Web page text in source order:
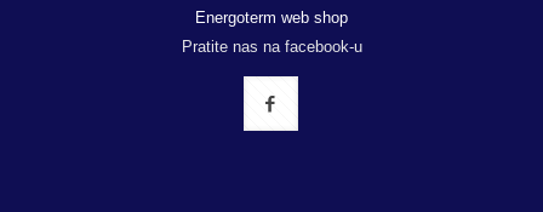
Energoterm web shop
Pratite nas na facebook-u